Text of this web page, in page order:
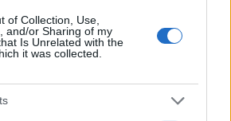
of Collection, Use,
and/or Sharing of my
Is Unrelated with the
it was collected.